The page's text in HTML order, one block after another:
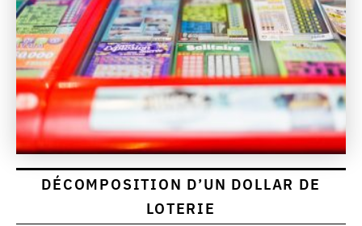
DÉCOMPOSITION D’UN DOLLAR DE
LOTERIE